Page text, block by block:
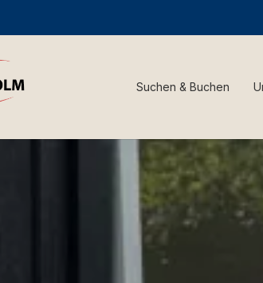
Suchen & Buchen